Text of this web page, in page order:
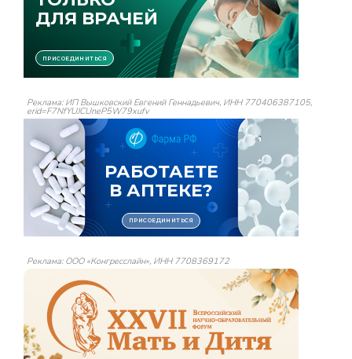
Реклама: ИП Вышковский Евгений Геннадьевич, ИНН 770406387105,
erid=F7NfYUJCUneP5W79xufv
Реклама: ООО «Конгресслайн», ИНН 7708369172